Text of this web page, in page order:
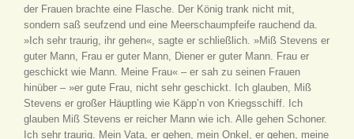
der Frauen brachte eine Flasche. Der König trank nicht mit,
sondern saß seufzend und eine Meerschaumpfeife rauchend da.
»Ich sehr traurig, ihr gehen«, sagte er schließlich. »Miß Stevens er
guter Mann, Frau er guter Mann, Diener er guter Mann. Frau er
geschickt wie Mann. Meine Frau« – er sah zu seinen Frauen
hinüber – »er gute Frau, nicht sehr geschickt. Ich glauben, Miß
Stevens er großer Häuptling wie Käpp’n von Kriegsschiff. Ich
glauben Miß Stevens er reicher Mann wie ich. Alle gehen Schoner.
Ich sehr traurig. Mein Vata, er gehen, mein Onkel, er gehen, meine